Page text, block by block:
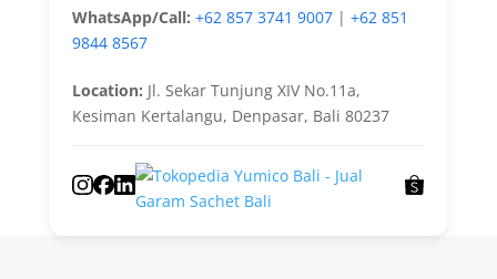
WhatsApp/Call: +62 857 3741 9007| +62 851
9844 8567
Location: Jl. Sekar Tunjung XIV No.11a,
Kesiman Kertalangu, Denpasar, Bali 80237